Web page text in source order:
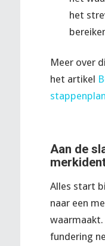
het
Meer over
het artikel
stappenplan
Aan de
Alles start
naar een
fundering